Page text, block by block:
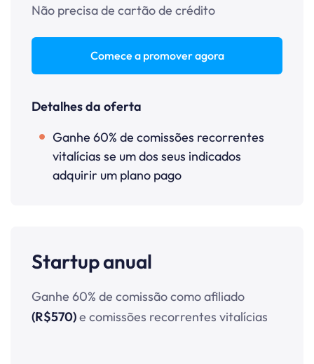
Não precisa de cartão de crédito
Comece a promover agora
Detalhes da oferta
Ganhe 60% de comissões recorrentes
vitalícias se um dos seus indicados
adquirir um plano pago
Startup anual
Ganhe 60% de comissão como afiliado
(R$570)e comissões recorrentes vitalícias